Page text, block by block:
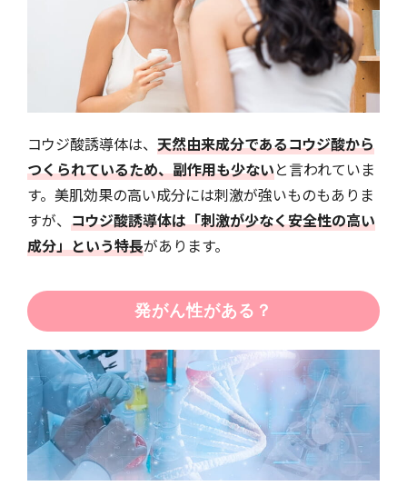
コウジ酸誘導体は、 天然由来成分であるコウジ酸から
つくられているため、副作用も少ないと言われていま
す。美肌効果の高い成分には刺激が強いものもありま
すが、 コウジ酸誘導体は「刺激が少なく安全性の高い
成分」という特長があります。
発がん性がある？